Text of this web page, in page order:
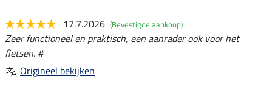
17.7.2026 (Bevestigde aankoop)
Zeer functioneel en praktisch, een aanrader ook voor het
fietsen. #
Origineel bekijken